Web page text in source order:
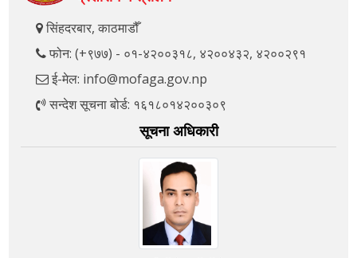
सिंहदरबार, काठमाडौँ
फोन: (+९७७) - ०१-४२००३१८, ४२००४३२, ४२००२९१
ई-मेल: info@mofaga.gov.np
सन्देश सूचना बोर्ड: १६१८०१४२००३०९
सूचना अधिकारी